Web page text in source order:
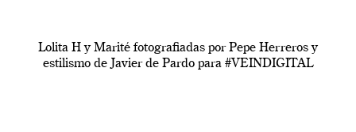
Lolita H y Marité fotografiadas por Pepe Herreros y
estilismo de Javier de Pardo para #VEINDIGITAL